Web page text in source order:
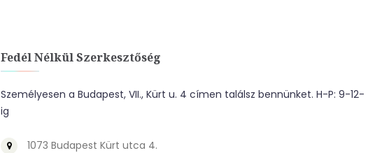
Fedél Nélkül Szerkesztőség
Személyesen a Budapest, VII., Kürt u. 4 címen találsz bennünket. H-P: 9-12-
ig
1073 Budapest Kürt utca 4.